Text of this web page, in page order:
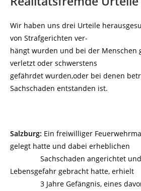
Wir haben uns drei Urteile
von Strafgerichten ver-
hängt wurden und bei der Menschen
verletzt oder schwerstens
gefährdet wurden,oder bei denen
Sachschaden entstanden ist.
Salzburg: Ein freiwilliger
gelegt hatte und dabei erheblichen
Sachschaden angerichtet und
Lebensgefahr gebracht hatte, erhielt
3 Jahre Gefängnis, eines davon